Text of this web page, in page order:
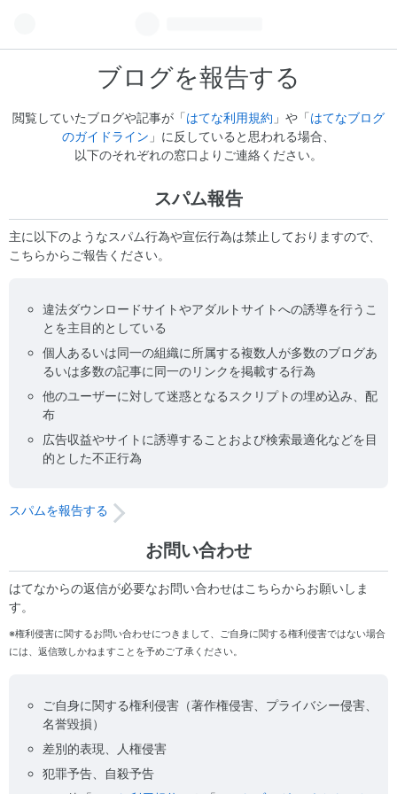
ブログを報告する
閲覧していたブログや記事が「はてな利用規約 」や「はてなブログ
のガイドライン 」に反していると思われる場合、
以下のそれぞれの窓口よりご連絡ください。
スパム報告
主に以下のようなスパム行為や宣伝行為は禁止しておりますので、
こちらからご報告ください。
違法ダウンロードサイトやアダルトサイトへの誘導を行うこ
とを主目的としている
個人あるいは同一の組織に所属する複数人が多数のブログあ
るいは多数の記事に同一のリンクを掲載する行為
他のユーザーに対して迷惑となるスクリプトの埋め込み、配
布
広告収益やサイトに誘導することおよび検索最適化などを目
的とした不正行為
スパムを報告する
お問い合わせ
はてなからの返信が必要なお問い合わせはこちらからお願いしま
す。
※権利侵害に関するお問い合わせにつきまして、ご自身に関する権利侵害ではない場合
には、返信致しかねますことを予めご了承ください。
ご自身に関する権利侵害（著作権侵害、プライバシー侵害、
名誉毀損）
差別的表現、人権侵害
犯罪予告、自殺予告